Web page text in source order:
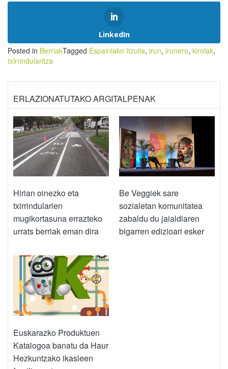
LinkedIn
Posted in BerriakTagged Espainiako Itzulia, irun, irunero, kirolak,
txirrindularitza
ERLAZIONATUTAKO ARGITALPENAK
Hirian oinezko eta
txirrindularien
mugikortasuna errazteko
urrats berriak eman dira
Be Veggiek sare
sozialetan komunitatea
zabaldu du jaialdiaren
bigarren edizioari esker
Euskarazko Produktuen
Katalogoa banatu da Haur
Hezkuntzako ikasleen